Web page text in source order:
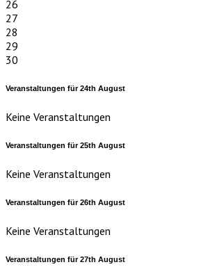
26
27
28
29
30
Veranstaltungen für24th August
Keine Veranstaltungen
Veranstaltungen für25th August
Keine Veranstaltungen
Veranstaltungen für26th August
Keine Veranstaltungen
Veranstaltungen für27th August